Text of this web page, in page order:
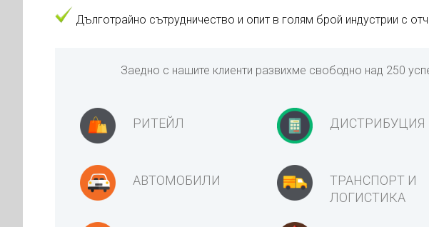
Дълготрайно сътрудничество и опит в голям брой индустрии с
Заедно с нашите клиенти развихме свободно над 250
РИТЕЙЛ ДИСТРИБУЦИЯ
АВТОМОБИЛИ
ТРАНСПОРТ И
ЛОГИСТИКА